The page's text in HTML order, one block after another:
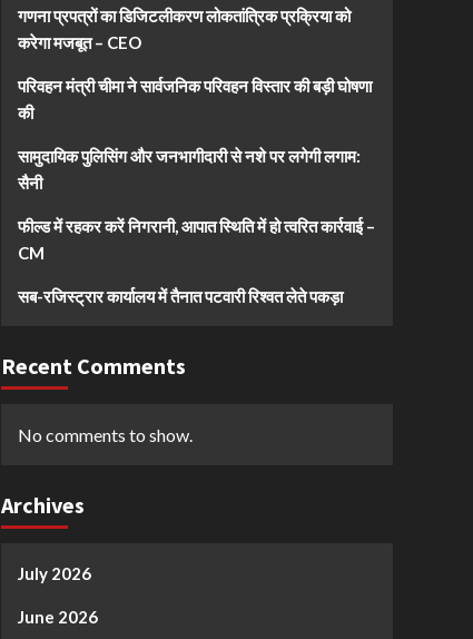
गणना प्रपत्रों का डिजिटलीकरण लोकतांत्रिक प्रक्रिया को
करेगा मजबूत – CEO
परिवहन मंत्री चीमा ने सार्वजनिक परिवहन विस्तार की बड़ी घोषणा
की
सामुदायिक पुलिसिंग और जनभागीदारी से नशे पर लगेगी लगाम:
सैनी
फील्ड में रहकर करें निगरानी, आपात स्थिति में हो त्वरित कार्रवाई –
CM
सब-रजिस्ट्रार कार्यालय में तैनात पटवारी रिश्वत लेते पकड़ा
Recent Comments
No comments to show.
Archives
July 2026
June 2026